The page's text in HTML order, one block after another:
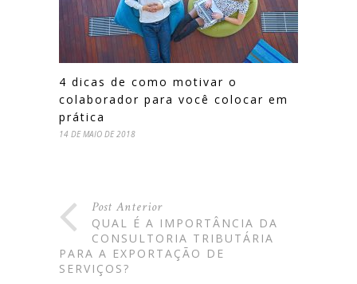
4 dicas de como motivar o
colaborador para você colocar em
prática
14 DE MAIO DE 2018
Post Anterior
QUAL É A IMPORTÂNCIA DA
CONSULTORIA TRIBUTÁRIA
PARA A EXPORTAÇÃO DE
SERVIÇOS?